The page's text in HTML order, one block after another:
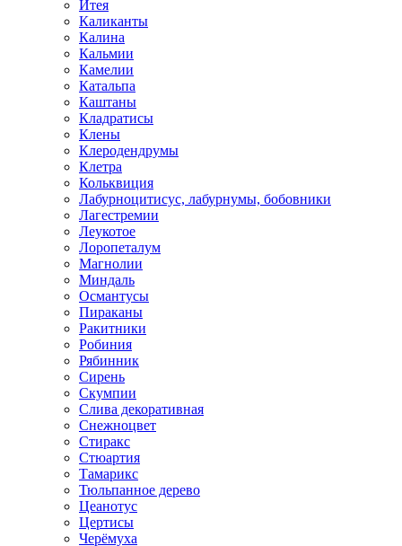
Итея
Каликанты
Калина
Кальмии
Камелии
Катальпа
Каштаны
Кладратисы
Клены
Клеродендрумы
Клетра
Кольквиция
Лабурноцитисус, лабурнумы, бобовники
Лагестремии
Леукотое
Лоропеталум
Магнолии
Миндаль
Османтусы
Пираканы
Ракитники
Робиния
Рябинник
Сирень
Скумпии
Слива декоративная
Снежноцвет
Стиракс
Стюартия
Тамарикс
Тюльпанное дерево
Цеанотус
Цертисы
Черёмуха